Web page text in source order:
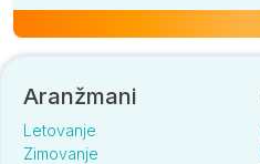
Aranžmani
Letovanje
Zimovanje